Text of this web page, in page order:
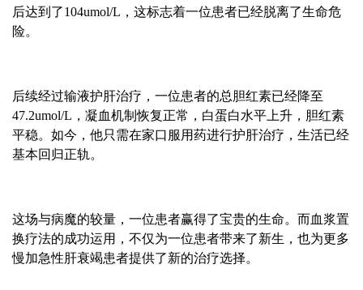
后达到了104umol/L，这标志着一位患者已经脱离了生命危
险。
后续经过输液护肝治疗，一位患者的总胆红素已经降至
47.2umol/L，凝血机制恢复正常，白蛋白水平上升，胆红素
平稳。如今，他只需在家口服用药进行护肝治疗，生活已经
基本回归正轨。
这场与病魔的较量，一位患者赢得了宝贵的生命。而血浆置
换疗法的成功运用，不仅为一位患者带来了新生，也为更多
慢加急性肝衰竭患者提供了新的治疗选择。